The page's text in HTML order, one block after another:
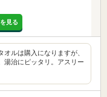
見る
ルは購入になりますが、
湯治にピッタリ。アスリー